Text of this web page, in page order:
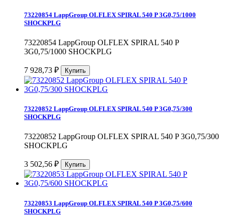
73220854 LappGroup OLFLEX SPIRAL 540 P 3G0,75/1000
SHOCKPLG
73220854 LappGroup OLFLEX SPIRAL 540 P
3G0,75/1000 SHOCKPLG
7 928,73 ₽
73220852 LappGroup OLFLEX SPIRAL 540 P 3G0,75/300
SHOCKPLG
73220852 LappGroup OLFLEX SPIRAL 540 P 3G0,75/300
SHOCKPLG
3 502,56 ₽
73220853 LappGroup OLFLEX SPIRAL 540 P 3G0,75/600
SHOCKPLG